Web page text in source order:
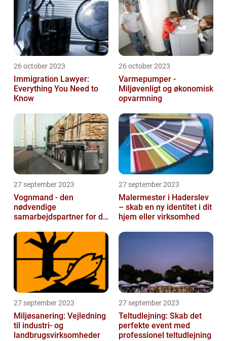
26 october 2023
Immigration Lawyer:
Everything You Need to
Know
26 october 2023
Varmepumper -
Miljøvenligt og økonomisk
opvarmning
27 september 2023
Vognmand - den
nødvendige
samarbejdspartner for dit
27 september 2023
Malermester i Haderslev
– skab en ny identitet i dit
hjem eller virksomhed
27 september 2023
Miljøsanering: Vejledning
til industri- og
landbrugsvirksomheder
27 september 2023
Teltudlejning: Skab det
perfekte event med
professionel teltudlejning